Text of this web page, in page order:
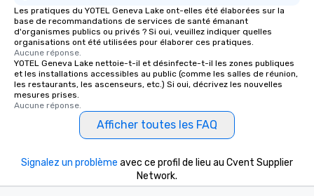
Les pratiques du YOTEL Geneva Lake ont-elles été élaborées sur la
base de recommandations de services de santé émanant
d'organismes publics ou privés ? Si oui, veuillez indiquer quelles
organisations ont été utilisées pour élaborer ces pratiques.
Aucune réponse.
YOTEL Geneva Lake nettoie-t-il et désinfecte-t-il les zones publiques
et les installations accessibles au public (comme les salles de réunion,
les restaurants, les ascenseurs, etc.) Si oui, décrivez les nouvelles
mesures prises.
Aucune réponse.
Afficher toutes les FAQ
Signalez un problème avec ce profil de lieu au Cvent Supplier
Network.